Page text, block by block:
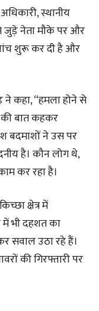
स्थानीय
जुड़े नेता मौके पर और
शुरू कर दी है और
कहा, “हमला होने से
बात कहकर
बदमाशों ने उस पर
है। कौन लोग थे,
कर रहा है।
क्षेत्र में
भी दहशत का
सवाल उठा रहे हैं।
की गिरफ्तारी पर